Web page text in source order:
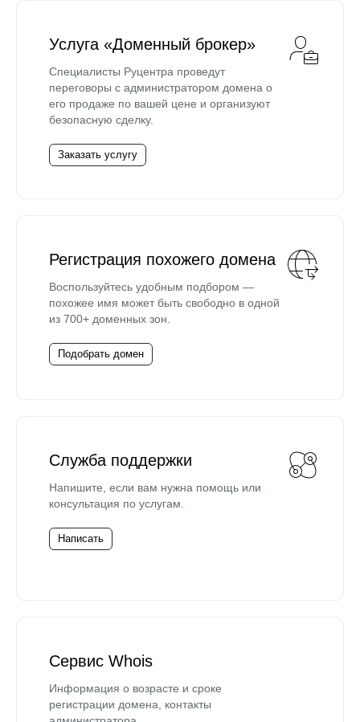
Услуга «Доменный брокер»
Специалисты Руцентра проведут
переговоры с администратором домена о
его продаже по вашей цене и организуют
безопасную сделку.
Заказать услугу
Регистрация похожего домена
Воспользуйтесь удобным подбором —
похожее имя может быть свободно в одной
из 700+ доменных зон.
Подобрать домен
Служба поддержки
Напишите, если вам нужна помощь или
консультация по услугам.
Написать
Сервис Whois
Информация о возрасте и сроке
регистрации домена, контакты